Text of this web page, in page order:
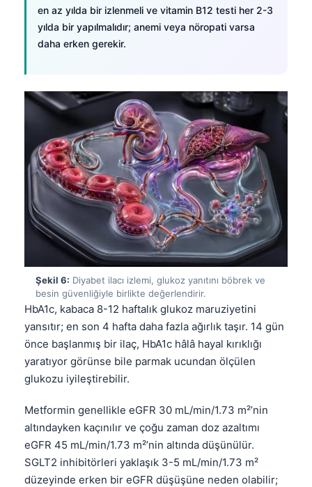
en az yılda bir izlenmeli ve vitamin B12 testi her 2-3
yılda bir yapılmalıdır; anemi veya nöropati varsa
daha erken gerekir.
Şekil 6: Diyabet ilacı izlemi, glukoz yanıtını böbrek ve
besin güvenliğiyle birlikte değerlendirir.
HbA1c, kabaca 8-12 haftalık glukoz maruziyetini
yansıtır; en son 4 hafta daha fazla ağırlık taşır. 14 gün
önce başlanmış bir ilaç, HbA1c hâlâ hayal kırıklığı
yaratıyor görünse bile parmak ucundan ölçülen
glukozu iyileştirebilir.
Metformin genellikle eGFR 30 mL/min/1.73 m²’nin
altındayken kaçınılır ve çoğu zaman doz azaltımı
eGFR 45 mL/min/1.73 m²’nin altında düşünülür.
SGLT2 inhibitörleri yaklaşık 3-5 mL/min/1.73 m²
düzeyinde erken bir eGFR düşüşüne neden olabilir;
मराठी
తెలుగు
தமிழ்
ગુજરાતી
ಕನ್ನಡ
മലയാളം
Bahasa Melayu
Tiếng Việt
Tagalog
ไทย
ဗမာစာ
ភាសាខ្មែរ
Kiswahili
አማርኛ
Українська
O‘zbekcha
Suomi
Hrvatski